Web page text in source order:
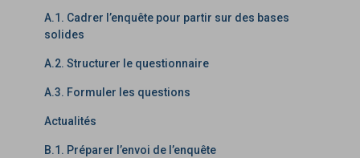
A.1. Cadrer l’enquête pour partir sur des bases
solides
A.2. Structurer le questionnaire
A.3. Formuler les questions
Actualités
B.1. Préparer l’envoi de l’enquête